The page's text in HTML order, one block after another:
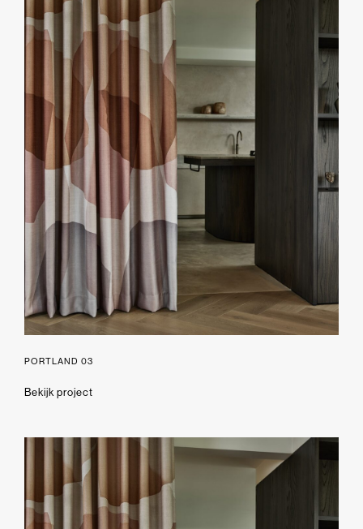
PORTLAND 03
Bekijk project